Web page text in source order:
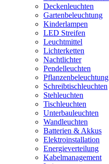
Deckenleuchten
Gartenbeleuchtung
Kinderlampen
LED Streifen
Leuchtmittel
Lichterketten
Nachtlichter
Pendelleuchten
Pflanzenbeleuchtung
Schreibtischleuchten
Stehleuchten
Tischleuchten
Unterbauleuchten
Wandleuchten
Batterien & Akkus
Elektroinstallation
Energieverteilung
Kabelmanagement